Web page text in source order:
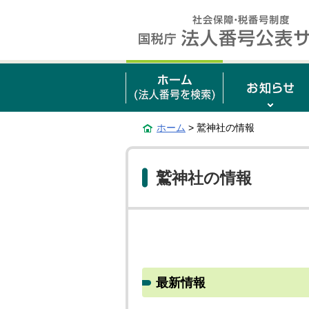
ホーム > 鷲神社の情報
鷲神社の情報
最新情報